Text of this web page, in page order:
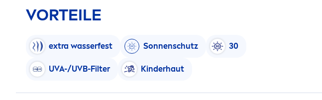
VORTEILE
extra wasserfest Sonnenschutz 30
UVA-/UVB-Filter Kinderhaut